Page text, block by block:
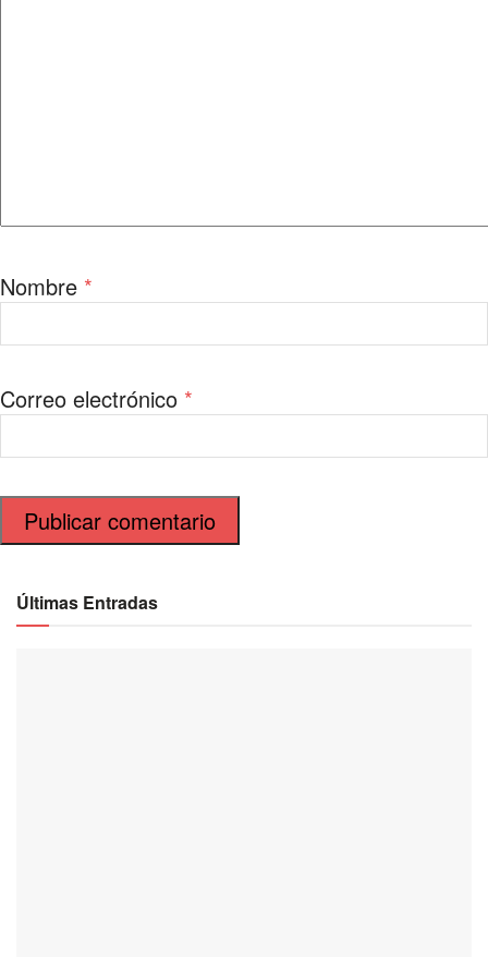
Nombre *
Correo electrónico *
Últimas Entradas